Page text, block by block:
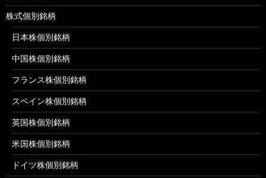
株式個別銘柄
日本株個別銘柄
中国株個別銘柄
フランス株個別銘柄
スペイン株個別銘柄
英国株個別銘柄
米国株個別銘柄
ドイツ株個別銘柄